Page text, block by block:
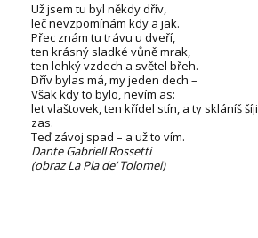
Už jsem tu byl někdy dřív,
leč nevzpomínám kdy a jak.
Přec znám tu trávu u dveří,
ten krásný sladké vůně mrak,
ten lehký vzdech a světel břeh.
Dřív bylas má, my jeden dech –
Však kdy to bylo, nevím as:
let vlaštovek, ten křídel stín, a ty skláníš šíji
zas.
Teď závoj spad – a už to vím.
Dante Gabriell Rossetti
(obraz La Pia de‘ Tolomei)